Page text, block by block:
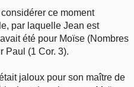
considérer ce moment
par laquelle Jean est
été pour Moïse (Nombres
Paul (1 Cor. 3).
jaloux pour son maître de